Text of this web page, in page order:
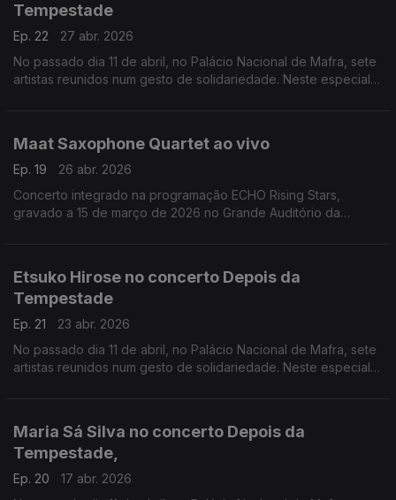
Tempestade
Ep. 22
27 abr. 2026
No passado dia 11 de abril, no Palácio Nacional de Mafra, sete
artistas reunidos num gesto de solidariedade. Neste especial
Maat Saxophone Quartet ao vivo
Ep. 19
26 abr. 2026
Concerto integrado na programação ECHO Rising Stars,
gravado a 15 de março de 2026 no Grande Auditório da
Etsuko Hirose no concerto Depois da
Tempestade
Ep. 21
23 abr. 2026
No passado dia 11 de abril, no Palácio Nacional de Mafra, sete
artistas reunidos num gesto de solidariedade. Neste especial
Maria Sá Silva no concerto Depois da
Tempestade,
Ep. 20
17 abr. 2026